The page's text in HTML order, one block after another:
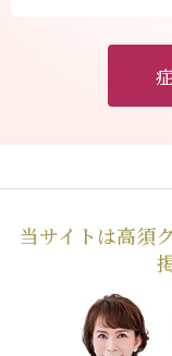
当サイトは高須